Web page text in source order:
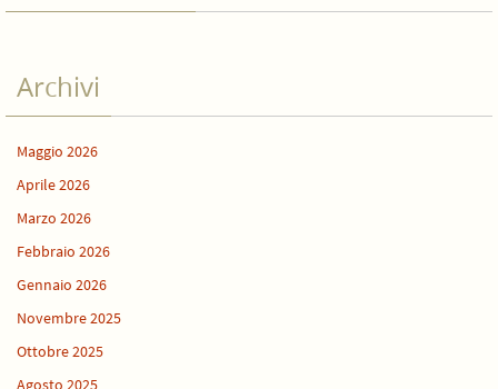
Archivi
Maggio 2026
Aprile 2026
Marzo 2026
Febbraio 2026
Gennaio 2026
Novembre 2025
Ottobre 2025
Agosto 2025